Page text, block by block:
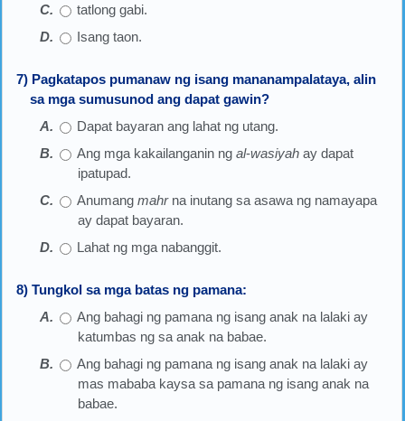
tatlong gabi.
Isang taon.
7) Pagkatapos pumanaw ng isang mananampalataya, alin
sa mga sumusunod ang dapat gawin?
Dapat bayaran ang lahat ng utang.
Ang mga kakailanganin ng al-wasiyah ay dapat
ipatupad.
Anumang mahrna inutang sa asawa ng namayapa
ay dapat bayaran.
Lahat ng mga nabanggit.
8) Tungkol sa mga batas ng pamana:
Ang bahagi ng pamana ng isang anak na lalaki ay
katumbas ng sa anak na babae.
Ang bahagi ng pamana ng isang anak na lalaki ay
mas mababa kaysa sa pamana ng isang anak na
babae.